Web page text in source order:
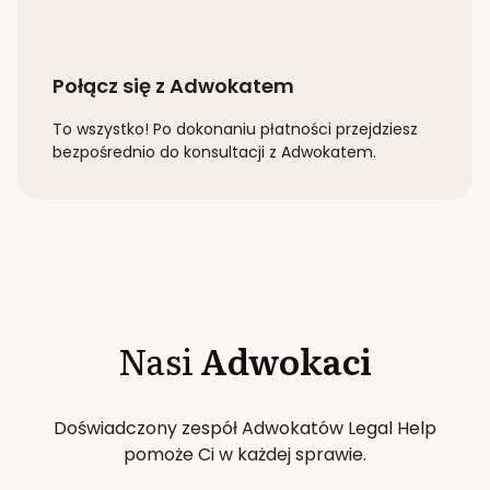
Połącz się z Adwokatem
To wszystko! Po dokonaniu płatności przejdziesz
bezpośrednio do konsultacji z Adwokatem.
NasiAdwokaci
Doświadczony zespół Adwokatów Legal Help
pomoże Ci w każdej sprawie.